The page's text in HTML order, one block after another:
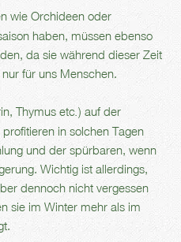
wie Orchideen oder
haben, müssen ebenso
da sie während dieser Zeit
für uns Menschen.
Thymus etc ) auf der
in solchen Tagen
und der spürbaren, wenn
Wichtig ist allerdings,
dennoch nicht vergessen
sie im Winter mehr als im